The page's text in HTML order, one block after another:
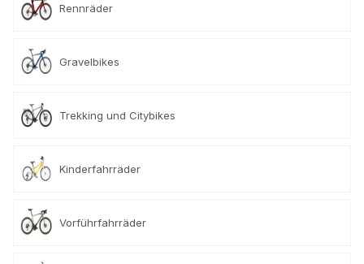
Rennräder
Gravelbikes
Trekking und Citybikes
Kinderfahrräder
Vorführfahrräder